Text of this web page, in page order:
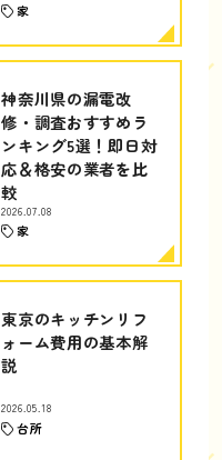
家
神奈川県の漏電改
修・調査おすすめラ
ンキング5選！即日対
応＆格安の業者を比
較
2026.07.08
家
東京のキッチンリフ
ォーム費用の基本解
説
2026.05.18
台所